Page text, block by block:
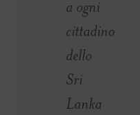
a ogni
cittadino
dello
Sri
Lanka